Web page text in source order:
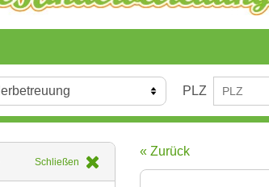
PLZ
Schließen
« Zurück